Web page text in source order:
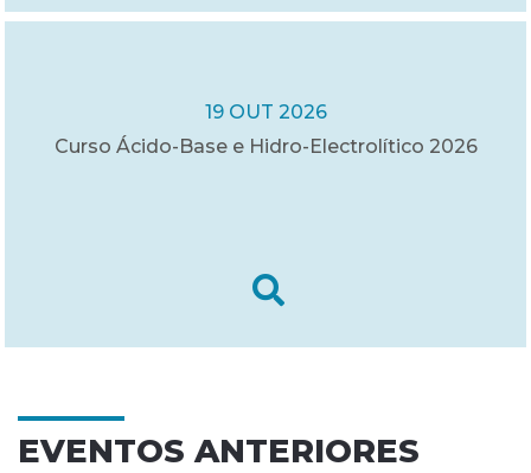
19 OUT 2026
Curso Ácido-Base e Hidro-Electrolítico 2026
EVENTOS ANTERIORES